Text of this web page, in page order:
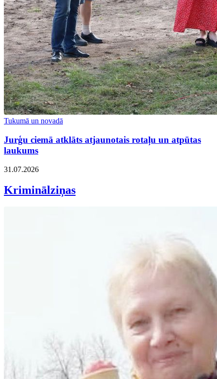
Tukumā un novadā
Jurģu ciemā atklāts atjaunotais rotaļu un atpūtas
laukums
31.07.2026
Kriminālziņas